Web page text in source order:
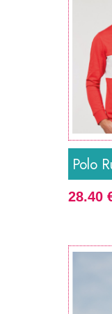
Polo
28.40